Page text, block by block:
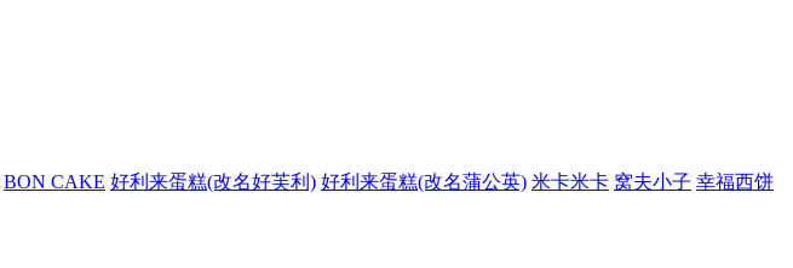
BON CAKE 好利来蛋糕(改名好芙利) 好利来蛋糕(改名蒲公英) 米卡米卡 窝夫小子 幸福西饼